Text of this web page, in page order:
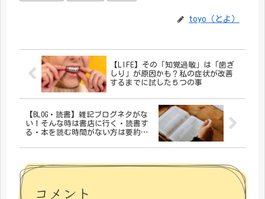
toyo（とよ）
【LIFE】その「知覚過敏」は「歯ぎ
しり」が原因かも？私の症状が改善
するまでに試した５つの事
【BLOG・読書】雑記ブログネタがな
い！そんな時は書店に行く・読書す
る・本を読む時間がない方は要約の
コメント